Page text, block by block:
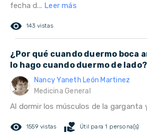
fecha d... Leer más
remove_red_eye 143 vistas
¿Por qué cuando duermo boca
lo hago cuando duermo de lado?
Nancy Yaneth León Martinez
Medicina General
Al dormir los músculos de la garganta
remove_red_eye 1559 vistas volunteer_activism Útil para 1 persona(s)